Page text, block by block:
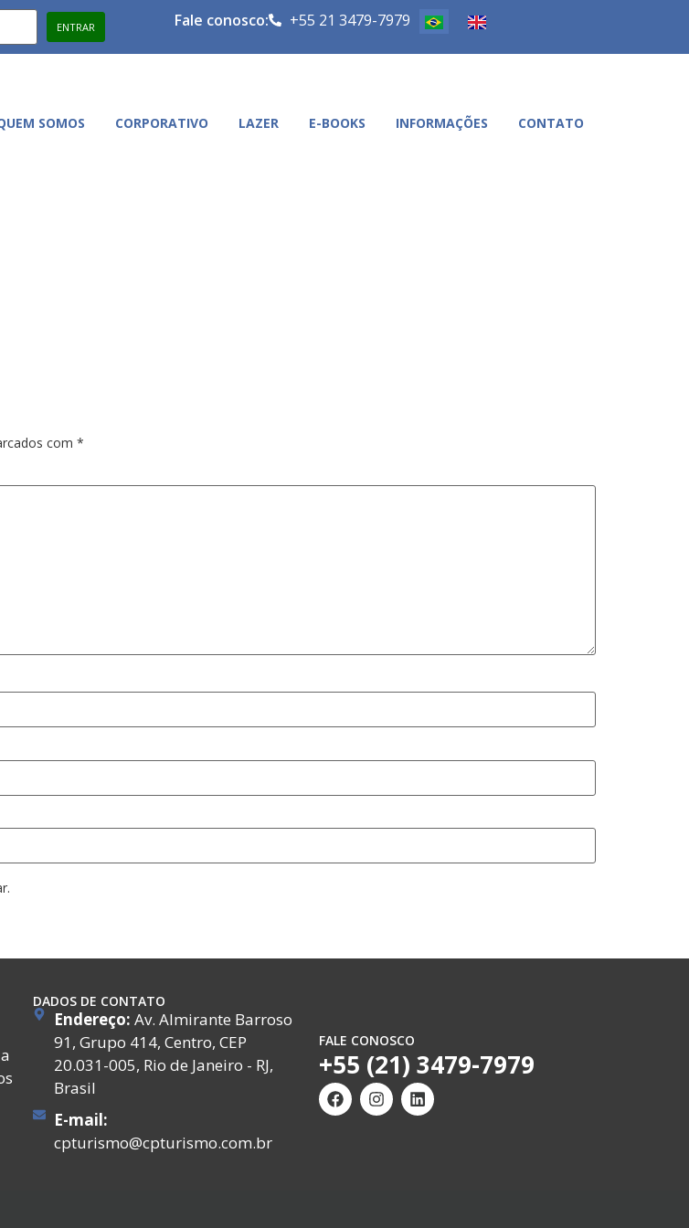
Fale conosco: +55 21 3479-7979
SOMOS CORPORATIVO LAZER E-BOOKS INFORMAÇÕES CONTATO
com *
DADOS DE CONTATO
Endereço: Av. Almirante Barroso
91, Grupo 414, Centro, CEP
20.031-005, Rio de Janeiro - RJ,
Brasil
E-mail:
cpturismo@cpturismo.com.br
FALE CONOSCO
+55 (21) 3479-7979